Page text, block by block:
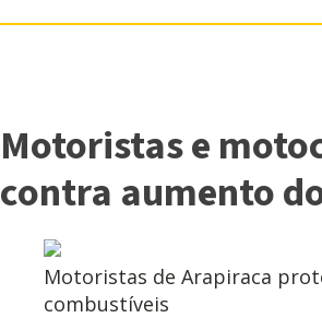
Motoristas e
contra aumento
Motoristas de Arapiraca
combustíveis